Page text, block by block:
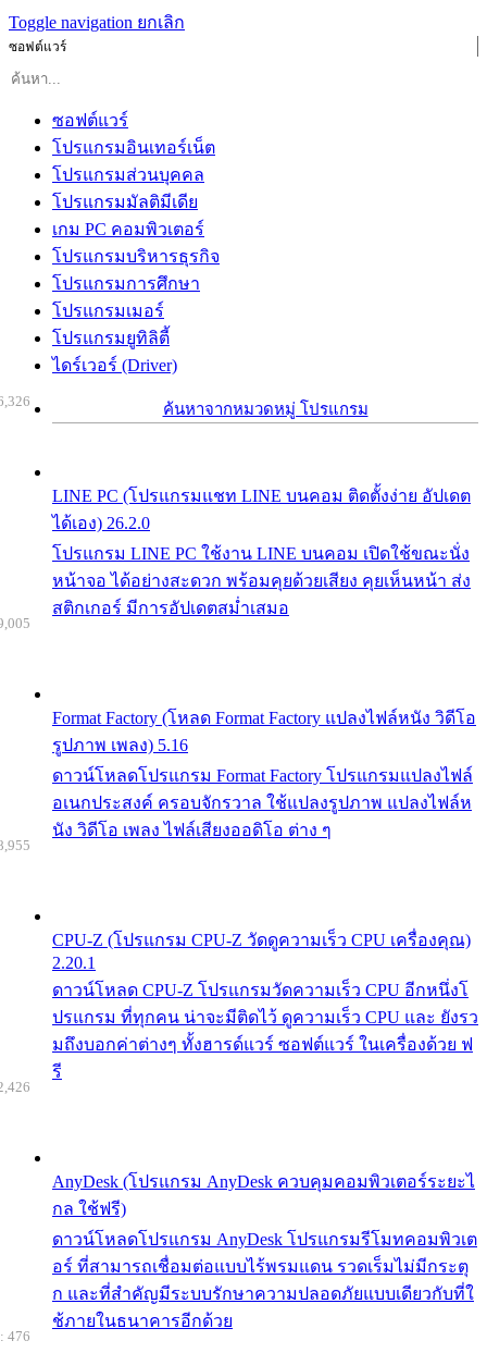
Toggle navigation ยกเลิก
ซอฟต์แวร์
ซอฟต์แวร์
โปรแกรมอินเทอร์เน็ต
โปรแกรมส่วนบุคคล
โปรแกรมมัลติมีเดีย
เกม PC คอมพิวเตอร์
โปรแกรมบริหารธุรกิจ
โปรแกรมการศึกษา
โปรแกรมเมอร์
โปรแกรมยูทิลิตี้
ไดร์เวอร์ (Driver)
ค้นหาจากหมวดหมู่ โปรแกรม
LINE PC (โปรแกรมแชท LINE บนคอม ติดตั้งง่าย อัปเดต
ได้เอง) 26.2.0
โปรแกรม LINE PC ใช้งาน LINE บนคอม เปิดใช้ขณะนั่ง
หน้าจอ ได้อย่างสะดวก พร้อมคุยด้วยเสียง คุยเห็นหน้า ส่ง
สติกเกอร์ มีการอัปเดตสม่ำเสมอ
Format Factory (โหลด Format Factory แปลงไฟล์หนัง วิดีโอ
รูปภาพ เพลง) 5.16
ดาวน์โหลดโปรแกรม Format Factory โปรแกรมแปลงไฟล์
อเนกประสงค์ ครอบจักรวาล ใช้แปลงรูปภาพ แปลงไฟล์ห
นัง วิดีโอ เพลง ไฟล์เสียงออดิโอ ต่าง ๆ
CPU-Z (โปรแกรม CPU-Z วัดดูความเร็ว CPU เครื่องคุณ)
2.20.1
ดาวน์โหลด CPU-Z โปรแกรมวัดความเร็ว CPU อีกหนึ่งโ
ปรแกรม ที่ทุกคน น่าจะมีติดไว้ ดูความเร็ว CPU และ ยังรว
มถึงบอกค่าต่างๆ ทั้งฮารด์แวร์ ซอฟต์แวร์ ในเครื่องด้วย ฟ
รี
AnyDesk (โปรแกรม AnyDesk ควบคุมคอมพิวเตอร์ระยะไ
กล ใช้ฟรี)
ดาวน์โหลดโปรแกรม AnyDesk โปรแกรมรีโมทคอมพิวเต
อร์ ที่สามารถเชื่อมต่อแบบไร้พรมแดน รวดเร็มไม่มีกระตุ
ก และที่สำคัญมีระบบรักษาความปลอดภัยแบบเดียวกับที่ใ
ช้ภายในธนาคารอีกด้วย
476